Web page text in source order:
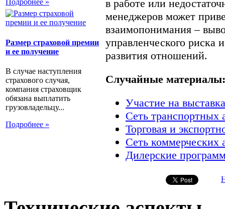
Подробнее »
Размер страховой премии
и ее получение
В случае наступления
страхового случая,
компания страховщик
обязана выплатить
грузовладельцу...
Подробнее »
в работе или
менеджеров может
взаимопонимания –
управленческого
развития отношений.
Случайные материалы:
Участие на
Сеть транспортных
Торговая и
Сеть коммерческих
Дилерские